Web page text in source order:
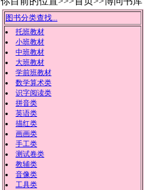
图书分类查找...
托班教材
小班教材
中班教材
大班教材
学前班教材
数学算术类
识字阅读类
拼音类
英语类
描红类
画画类
手工类
测试卷类
教辅类
音像类
工具类